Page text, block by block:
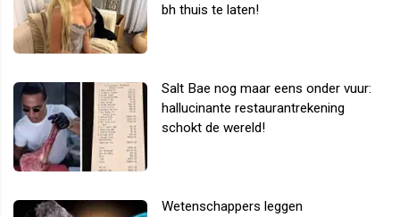
bh thuis te laten!
Salt Bae nog maar eens onder vuur:
hallucinante restaurantrekening
schokt de wereld!
Wetenschappers leggen